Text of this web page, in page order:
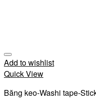
Add to wishlist
Quick View
Băng keo-Washi tape-